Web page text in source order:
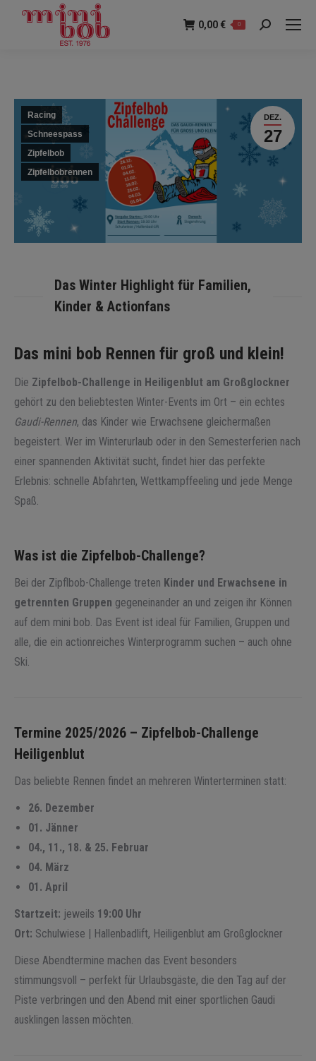
0,00 € 0 Suche:
DEZ.
27
Racing
Schneespass
Zipfelbob
Zipfelbobrennen
Das Winter Highlight für Familien,
Kinder & Actionfans
Das mini bob Rennen für groß und klein!
Die Zipfelbob-Challenge in Heiligenblut am Großglockner
gehört zu den beliebtesten Winter-Events im Ort – ein echtes
Gaudi-Rennen, das Kinder wie Erwachsene gleichermaßen
begeistert. Wer im Winterurlaub oder in den Semesterferien nach
einer spannenden Aktivität sucht, findet hier das perfekte
Erlebnis: schnelle Abfahrten, Wettkampffeeling und jede Menge
Spaß.
Was ist die Zipfelbob-Challenge?
Bei der Zipflbob-Challenge treten Kinder und Erwachsene in
getrennten Gruppen gegeneinander an und zeigen ihr Können
auf dem mini bob. Das Event ist ideal für Familien, Gruppen und
alle, die ein actionreiches Winterprogramm suchen – auch ohne
Ski.
Termine 2025/2026 – Zipfelbob-Challenge
Heiligenblut
Das beliebte Rennen findet an mehreren Winterterminen statt:
26. Dezember
01. Jänner
04., 11., 18. & 25. Februar
04. März
01. April
Startzeit: jeweils 19:00 Uhr
Ort: Schulwiese | Hallenbadlift, Heiligenblut am Großglockner
Diese Abendtermine machen das Event besonders
stimmungsvoll – perfekt für Urlaubsgäste, die den Tag auf der
Piste verbringen und den Abend mit einer sportlichen Gaudi
ausklingen lassen möchten.